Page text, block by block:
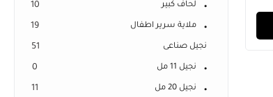
لحاف كبير 10
ملاية سرير اطفال 19
نجيل صناعى 51
نجيل 11 مل 0
نجيل 20 مل 11